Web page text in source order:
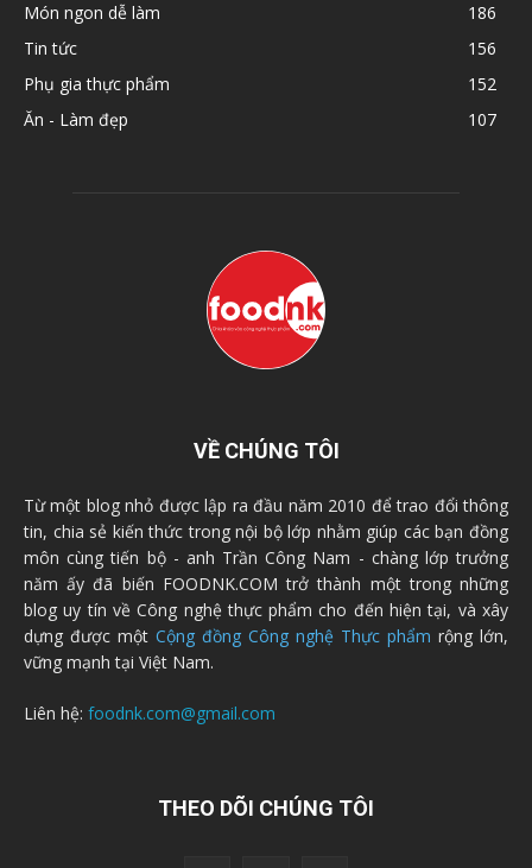
Món ngon dễ làm
186
Tin tức
156
Phụ gia thực phẩm
152
Ăn - Làm đẹp
107
VỀ CHÚNG TÔI
Từ một blog nhỏ được lập ra đầu năm 2010 để trao đổi thông
tin, chia sẻ kiến thức trong nội bộ lớp nhằm giúp các bạn đồng
môn cùng tiến bộ - anh Trần Công Nam - chàng lớp trưởng
năm ấy đã biến FOODNK.COM trở thành một trong những
blog uy tín về Công nghệ thực phẩm cho đến hiện tại, và xây
dựng được một Cộng đồng Công nghệ Thực phẩm rộng lớn,
vững mạnh tại Việt Nam.
Liên hệ: foodnk.com@gmail.com
THEO DÕI CHÚNG TÔI